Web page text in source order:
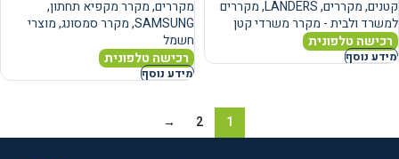
קטנים,מקררים,
LANDERS
,מקררים
למשרד ולבית - מקרר משרדי קטן
רכישה טלפונית
מידע נוסף
מקררים,מקרר מקפיא תחתון,
SAMSUNG
,מקרר סמסונג,מוצרי
חשמל
רכישה טלפונית
מידע נוסף
1
2
→